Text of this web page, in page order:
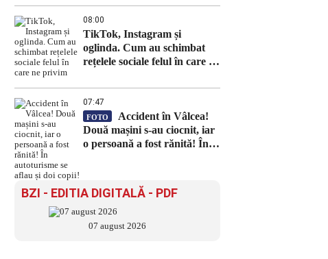
08:00
TikTok, Instagram și
oglinda. Cum au schimbat
rețelele sociale felul în care ne
07:47
FOTO
Accident în Vâlcea!
Două mașini s-au ciocnit, iar
o persoană a fost rănită! În
BZI - EDITIA DIGITALĂ - PDF
07 august 2026